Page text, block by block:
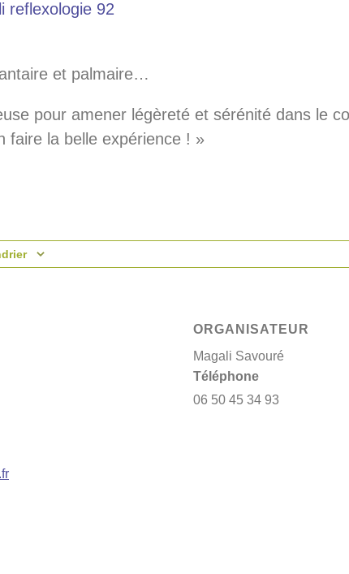
et palmaire…
pour amener légèreté et sérénité dans le
faire la belle expérience ! »
ORGANISATEUR
Magali Savouré
Téléphone
06 50 45 34 93